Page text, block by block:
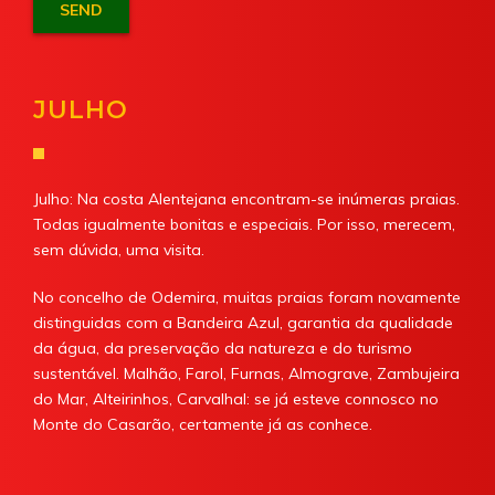
JULHO
Julho: Na costa Alentejana encontram-se inúmeras praias.
Todas igualmente bonitas e especiais. Por isso, merecem,
sem dúvida, uma visita.
No concelho de Odemira, muitas praias foram novamente
distinguidas com a Bandeira Azul, garantia da qualidade
da água, da preservação da natureza e do turismo
sustentável. Malhão, Farol, Furnas, Almograve, Zambujeira
do Mar, Alteirinhos, Carvalhal: se já esteve connosco no
Monte do Casarão, certamente já as conhece.